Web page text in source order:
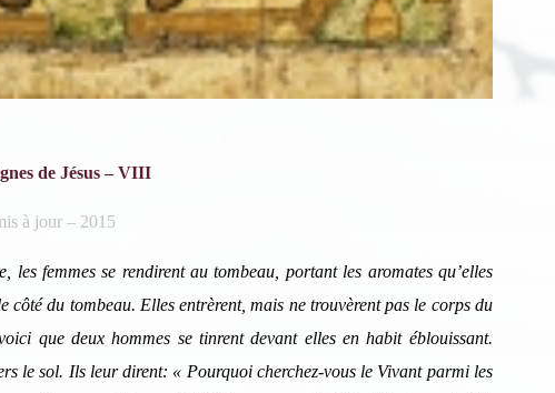
de Jésus – VIII
à jour – 2015
femmes se rendirent au tombeau, portant les aromates qu’elles
du tombeau. Elles entrèrent, mais ne trouvèrent pas le corps du
que deux hommes se tinrent devant elles en habit éblouissant.
le sol. Ils leur dirent: « Pourquoi cherchez-vous le Vivant parmi les
Inscription News Letter